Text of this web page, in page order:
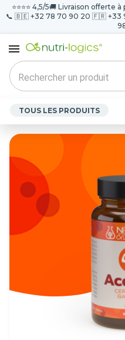
⭐️⭐️⭐️⭐️ 4,5/5🚚 Livraison offerte
📞 🇧🇪 +32 78 70 90 20 🇫🇷 +33
TOUS LES PRODUITS